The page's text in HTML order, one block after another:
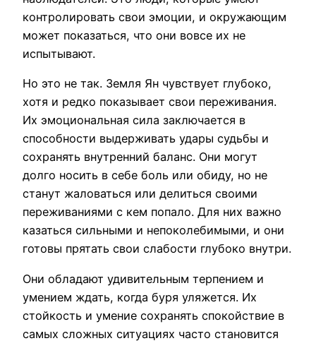
контролировать свои эмоции, и окружающим
может показаться, что они вовсе их не
испытывают.
Но это не так. Земля Ян чувствует глубоко,
хотя и редко показывает свои переживания.
Их эмоциональная сила заключается в
способности выдерживать удары судьбы и
сохранять внутренний баланс. Они могут
долго носить в себе боль или обиду, но не
станут жаловаться или делиться своими
переживаниями с кем попало. Для них важно
казаться сильными и непоколебимыми, и они
готовы прятать свои слабости глубоко внутри.
Они обладают удивительным терпением и
умением ждать, когда буря уляжется. Их
стойкость и умение сохранять спокойствие в
самых сложных ситуациях часто становится